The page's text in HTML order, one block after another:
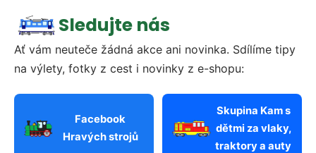
Sledujte nás
Ať vám neuteče žádná akce ani novinka. Sdílíme tipy
na výlety, fotky z cest i novinky z e-shopu:
Facebook
Hravých strojů
Skupina Kam s
dětmi za vlaky,
traktory a auty